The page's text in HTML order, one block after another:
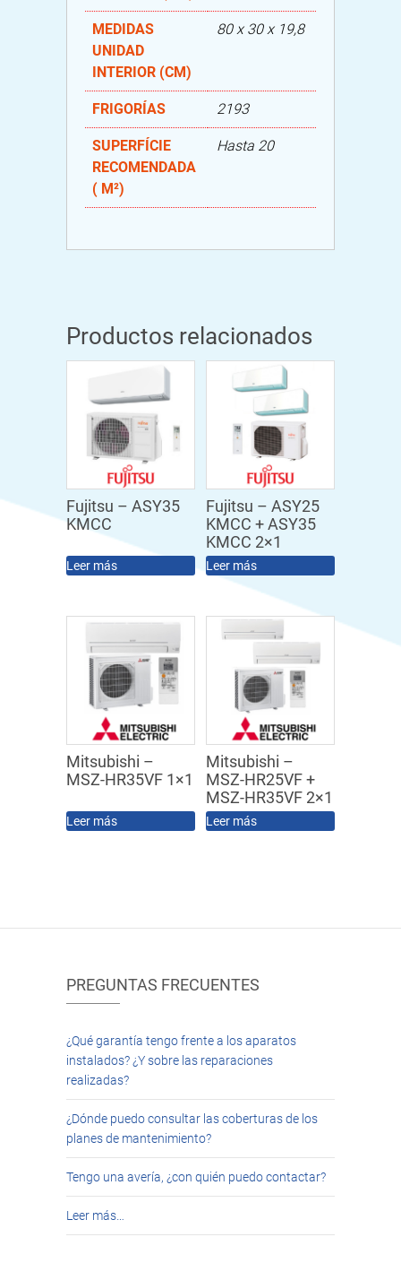
MEDIDAS
UNIDAD
INTERIOR (CM)
80 x 30 x 19,8
FRIGORÍAS 2193
SUPERFÍCIE
RECOMENDADA
( M²)
Hasta 20
Productos relacionados
Fujitsu – ASY35
KMCC
Leer más
Fujitsu – ASY25
KMCC + ASY35
KMCC 2×1
Leer más
Mitsubishi –
MSZ-HR35VF 1×1
Leer más
Mitsubishi –
MSZ-HR25VF +
MSZ-HR35VF 2×1
Leer más
PREGUNTAS FRECUENTES
¿Qué garantía tengo frente a los aparatos
instalados? ¿Y sobre las reparaciones
realizadas?
¿Dónde puedo consultar las coberturas de los
planes de mantenimiento?
Tengo una avería, ¿con quién puedo contactar?
Leer más…